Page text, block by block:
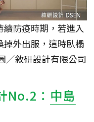
防疫時期，若進入
外出服，這時臥榻
／敘研設計有限公司
No.2： 中島